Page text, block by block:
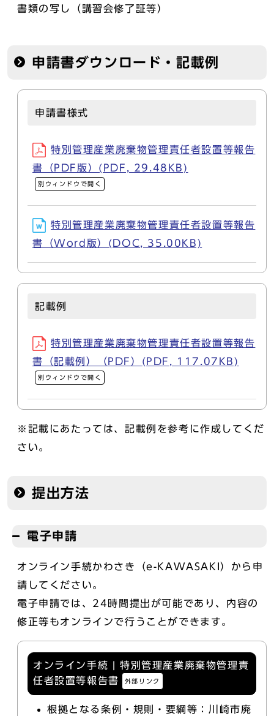
書類の写し（講習会修了証等）
申請書ダウンロード・記載例
申請書様式
特別管理産業廃棄物管理責任者設置等報告
書（PDF版）(PDF, 29.48KB)
別ウィンドウで開く
特別管理産業廃棄物管理責任者設置等報告
書（Word版）(DOC, 35.00KB)
記載例
特別管理産業廃棄物管理責任者設置等報告
書（記載例）（PDF）(PDF, 117.07KB)
別ウィンドウで開く
※記載にあたっては、記載例を参考に作成してくだ
さい。
提出方法
電子申請
オンライン手続かわさき（e-KAWASAKI）から申
請してください。
電子申請では、24時間提出が可能であり、内容の
修正等もオンラインで行うことができます。
オンライン手続 | 特別管理産業廃棄物管理責
任者設置等報告書
外部リンク
根拠となる条例・規則・要綱等：川崎市廃